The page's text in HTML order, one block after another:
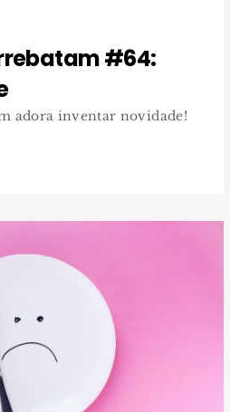
#64:
adora inventar novidade!